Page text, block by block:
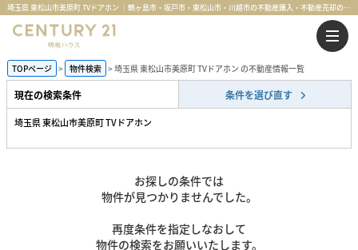
埼玉県 東松山市美原町 TVドアホン ｜鶴ヶ島市・坂戸市・東松山市・川越市の不動産購入・不動産売却のことならセンチュリー21明和ハウス
TOPページ 物件検索 埼玉県 東松山市美原町 TVドアホン の不動産情報一覧
現在の検索条件 条件を選び直す
埼玉県 東松山市美原町 TVドアホン
お探しの条件では
物件が見つかりませんでした。
再度条件を指定しなおして
物件の検索をお願いいたします。